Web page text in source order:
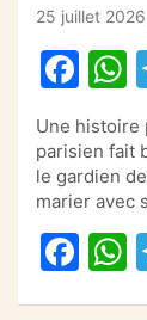
25 juillet 2026
F
a
c
e
b
o
o
s
Une histoire
parisien fait
le gardien
marier avec
F